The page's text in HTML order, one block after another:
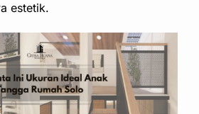
estetik.